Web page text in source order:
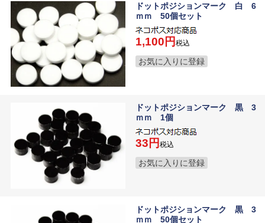
ドットポジションマーク 白 6
ｍｍ 50個セット
1,100 税込
お気に入りに登録
ドットポジションマーク 黒 3
ｍｍ 1個
33 税込
お気に入りに登録
ドットポジションマーク 黒 3
ｍｍ 50個セット